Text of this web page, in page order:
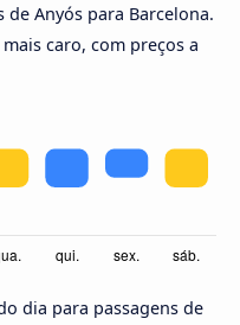
Anyós para Barcelona.
caro, com preços a
dia para passagens de